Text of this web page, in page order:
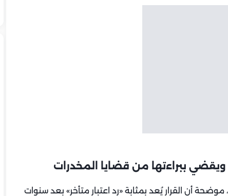
ويقضي ببراءتها من قضايا المخدرات
موضحة أن القرار يُعد بمثابة «رد اعتبار متأخر» بعد سنوات